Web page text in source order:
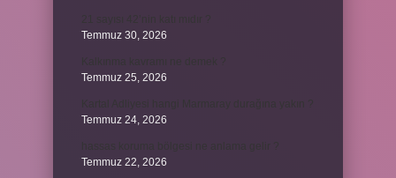
Temmuz 30, 2026
Temmuz 25, 2026
Temmuz 24, 2026
Temmuz 22, 2026